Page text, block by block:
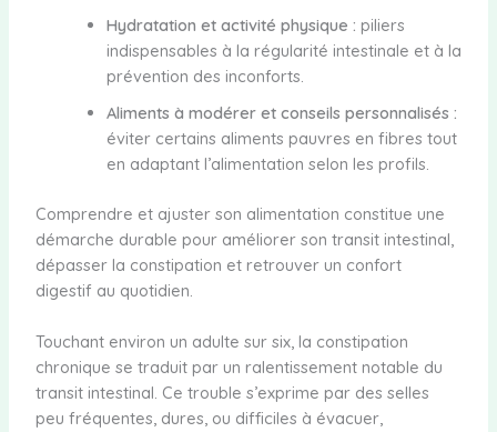
Hydratation et activité physique : piliers
indispensables à la régularité intestinale et à la
prévention des inconforts.
Aliments à modérer et conseils personnalisés :
éviter certains aliments pauvres en fibres tout
en adaptant l’alimentation selon les profils.
Comprendre et ajuster son alimentation constitue une
démarche durable pour améliorer son transit intestinal,
dépasser la constipation et retrouver un confort
digestif au quotidien.
Touchant environ un adulte sur six, la constipation
chronique se traduit par un ralentissement notable du
transit intestinal. Ce trouble s’exprime par des selles
peu fréquentes, dures, ou difficiles à évacuer,